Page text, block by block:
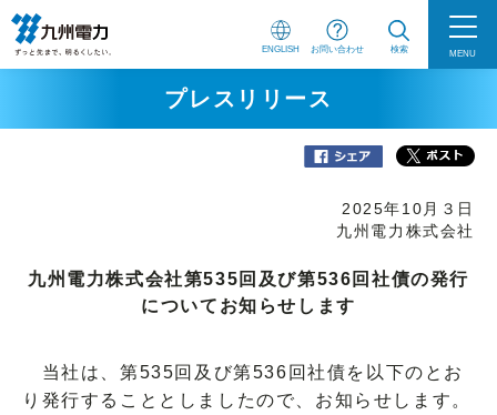
ENGLISH お問い合わせ 検索 MENU
プレスリリース
2025年10月３日
九州電力株式会社
九州電力株式会社第535回及び第536回社債の発行
についてお知らせします
当社は、第535回及び第536回社債を以下のとお
り発行することとしましたので、お知らせします。